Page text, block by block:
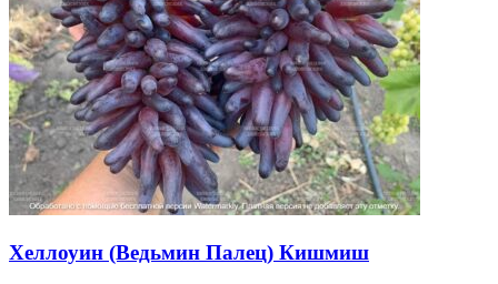
Хеллоуин (Ведьмин Палец) Кишмиш